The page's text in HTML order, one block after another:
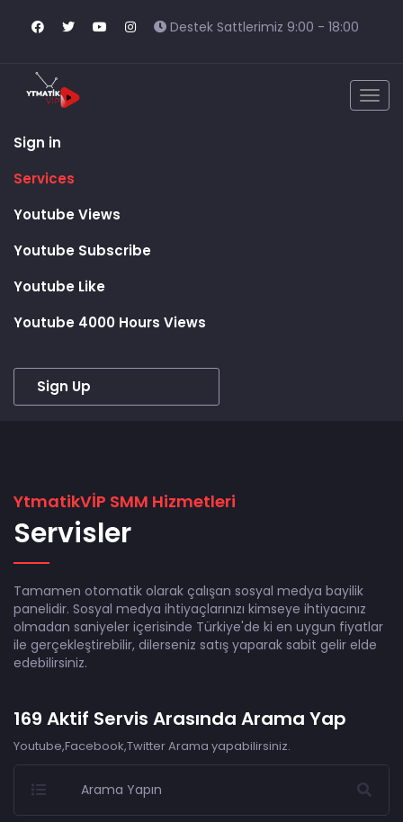
Destek Sattlerimiz 9:00 - 18:00
Sign in
Services
Youtube Views
Youtube Subscribe
Youtube Like
Youtube 4000 Hours Views
Sign Up
YtmatikVİP SMM Hizmetleri
Servisler
Tamamen otomatik olarak çalışan sosyal medya bayilik
panelidir. Sosyal medya ihtiyaçlarınızı kimseye ihtiyacınız
olmadan saniyeler içerisinde Türkiye'de ki en uygun fiyatlar
ile gerçekleştirebilir, dilerseniz satış yaparak sabit gelir elde
edebilirsiniz.
169 Aktif Servis Arasında Arama Yap
Youtube,Facebook,Twitter Arama yapabilirsiniz.